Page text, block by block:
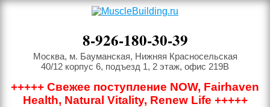
8-926-180-30-39
Москва, м. Бауманская, Нижняя Красносельская
40/12 корпус 6, подъезд 1, 2 этаж, офис 219В
+++++ Свежее поступление NOW, Fairhaven
Health, Natural Vitality, Renew Life +++++